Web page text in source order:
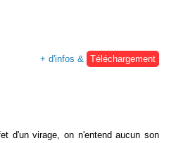
+ d'infos &
Téléchargement
d'un virage, on n'entend aucun son